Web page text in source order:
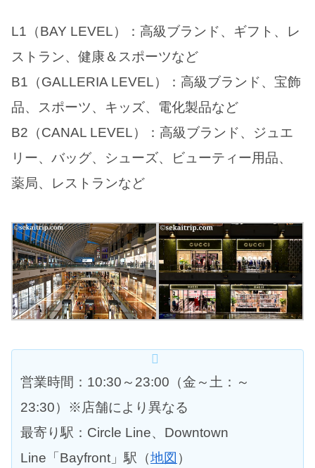
L1（BAY LEVEL）：高級ブランド、ギフト、レ
ストラン、健康＆スポーツなど
B1（GALLERIA LEVEL）：高級ブランド、宝飾
品、スポーツ、キッズ、電化製品など
B2（CANAL LEVEL）：高級ブランド、ジュエ
リー、バッグ、シューズ、ビューティー用品、
薬局、レストランなど
営業時間：10:30～23:00（金～土：～
23:30）※店舗により異なる
最寄り駅：Circle Line、Downtown
Line「Bayfront」駅（地図 ）